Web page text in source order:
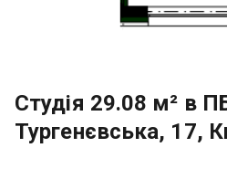
Студія 29.08 м² в
Тургенєвська, 17,